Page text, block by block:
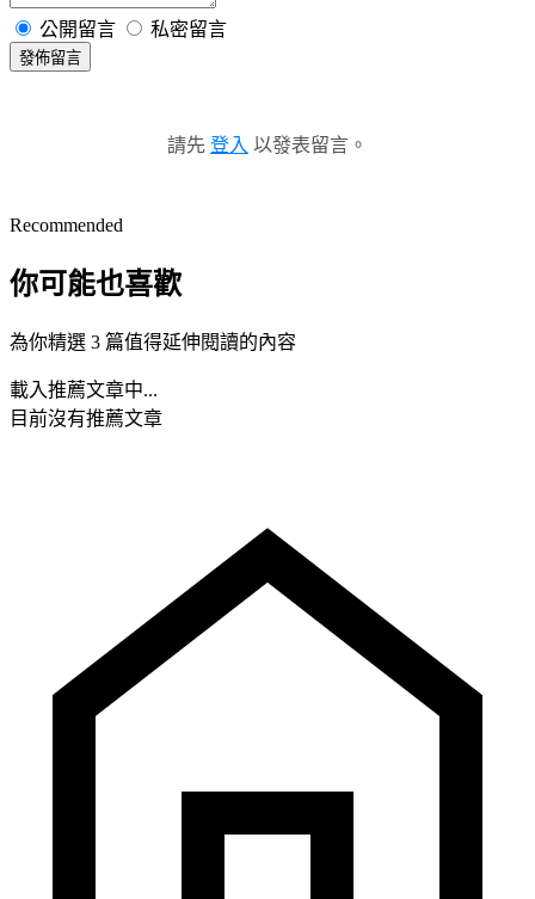
公開留言 私密留言
發佈留言
請先 登入 以發表留言。
Recommended
你可能也喜歡
為你精選 3 篇值得延伸閱讀的內容
載入推薦文章中...
目前沒有推薦文章